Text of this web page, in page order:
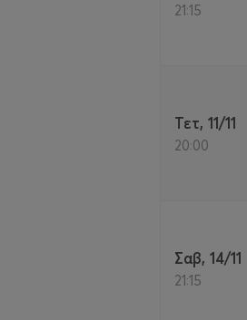
21:15
Τετ, 11/11
20:00
Σαβ, 14/11
21:15